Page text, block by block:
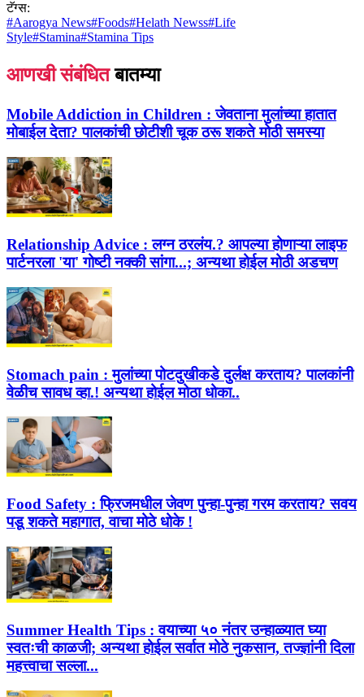
टॅग्स:
#Aarogya News#Foods#Helath Newss#Life
Style#Stamina#Stamina Tips
आणखी संबंधित बातम्या
Mobile Addiction in Children : जेवताना मुलांच्या हातात
मोबाईल देता? पालकांची छोटीशी चूक ठरू शकते मोठी समस्या
Relationship Advice : लग्न ठरलंय.? आपल्या होणाऱ्या लाइफ
पार्टनरला 'या' गोष्टी नक्की सांगा...; अन्यथा होईल मोठी अडचण
Stomach pain : मुलांच्या पोटदुखीकडे दुर्लक्ष करताय? पालकांनी
वेळीच सावध व्हा.! अन्यथा होईल मोठा धोका..
Food Safety : फ्रिजमधील जेवण पुन्हा-पुन्हा गरम करताय? सवय
पडू शकते महागात, वाचा मोठे धोके !
Summer Health Tips : वयाच्या ५० नंतर उन्हाळ्यात घ्या
स्वतःची काळजी; अन्यथा होईल सर्वात मोठे नुकसान, तज्ज्ञांनी दिला
महत्त्वाचा सल्ला...